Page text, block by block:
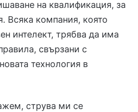
на квалификация, за
Всяка компания, която
интелект, трябва да има
свързани с
технология в
струва ми се